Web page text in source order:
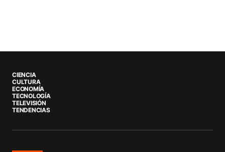
CIENCIA
CULTURA
ECONOMÍA
TECNOLOGÍA
TELEVISIÓN
TENDENCIAS